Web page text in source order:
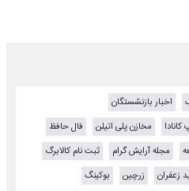
اخبار بازنشستگان
مخازن پلی اتیلن
فال حافظ
مجله آرایش گرام
ثبت نام کالابرگ
زعفران زرچین
بوکینگ